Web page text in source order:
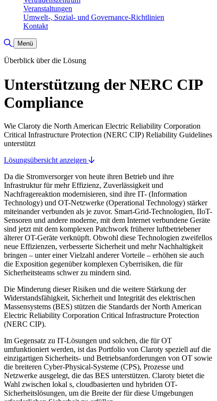
Veranstaltungen
Umwelt-, Sozial- und Governance-Richtlinien
Kontakt
Suche umschalten
Menü
Überblick über die Lösung
Unterstützung der NERC CIP
Compliance
Wie Claroty die North American Electric Reliability Corporation
Critical Infrastructure Protection (NERC CIP) Reliability Guidelines
unterstützt
Lösungsübersicht anzeigen
Da die Stromversorger von heute ihren Betrieb und ihre
Infrastruktur für mehr Effizienz, Zuverlässigkeit und
Nachfragereaktion modernisieren, sind ihre IT- (Information
Technology) und OT-Netzwerke (Operational Technology) stärker
miteinander verbunden als je zuvor. Smart-Grid-Technologien, IIoT-
Sensoren und andere moderne, mit dem Internet verbundene Geräte
sind jetzt mit dem komplexen Patchwork früherer luftbetriebener
älterer OT-Geräte verknüpft. Obwohl diese Technologien zweifellos
neue Effizienzen, verbesserte Sicherheit und mehr Nachhaltigkeit
bringen – unter einer Vielzahl anderer Vorteile – erhöhen sie auch
die Exposition gegenüber komplexen Cyberrisiken, die für
Sicherheitsteams schwer zu mindern sind.
Die Minderung dieser Risiken und die weitere Stärkung der
Widerstandsfähigkeit, Sicherheit und Integrität des elektrischen
Massensystems (BES) stützen die Standards der North American
Electric Reliability Corporation Critical Infrastructure Protection
(NERC CIP).
Im Gegensatz zu IT-Lösungen und solchen, die für OT
umfunktioniert werden, ist das Portfolio von Claroty speziell auf die
einzigartigen Sicherheits- und Betriebsanforderungen von OT sowie
die breiteren Cyber-Physical-Systeme (CPS), Prozesse und
Netzwerke ausgelegt, die das BES unterstützen. Claroty bietet die
Wahl zwischen lokal s, cloudbasierten und hybriden OT-
Sicherheitslösungen, um die Breite der für diese Umgebungen